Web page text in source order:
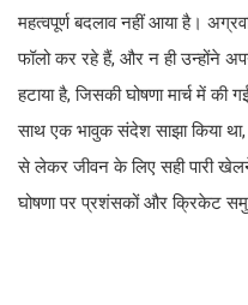
महत्वपूर्ण बदलाव नहीं आया है।
फॉलो कर रहे हैं, और न ही उन्होंने
हटाया है, जिसकी घोषणा मार्च में
साथ एक भावुक संदेश साझा किया
से लेकर जीवन के लिए सही पारी
घोषणा पर प्रशंसकों और क्रिकेट